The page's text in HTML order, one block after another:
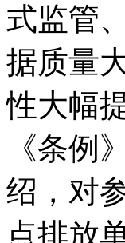
式监管
据质量
性大幅
《条例
绍，对
点排放